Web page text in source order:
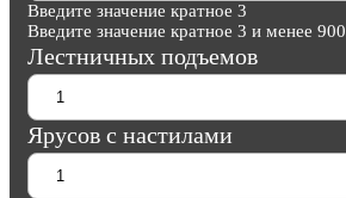
Введите значение кратное 3
Введите значение кратное 3 и менее 900
Лестничных подъемов
Ярусов с настилами